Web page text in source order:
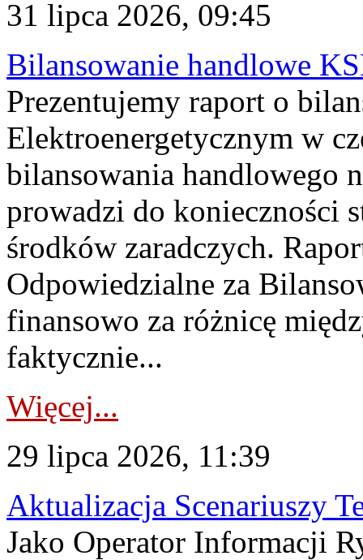
31 lipca 2026, 09:45
Bilansowanie handlowe
Prezentujemy raport o
Elektroenergetycznym w
bilansowania handlowego
prowadzi do konieczności
środków zaradczych.
Odpowiedzialne za
finansowo za różnicę
faktycznie...
Więcej...
29 lipca 2026, 11:39
Aktualizacja Scenariuszy
Jako Operator Informacji